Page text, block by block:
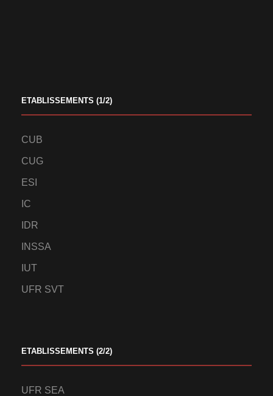
ETABLISSEMENTS (1/2)
CUB
CUG
ESI
IC
IDR
INSSA
IUT
UFR SVT
ETABLISSEMENTS (2/2)
UFR SEA